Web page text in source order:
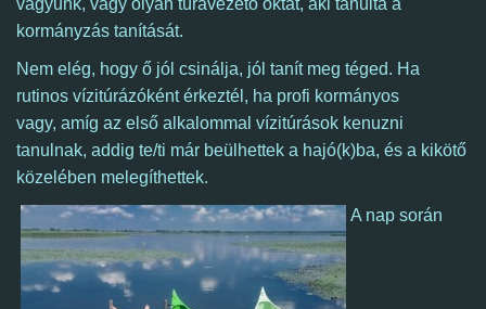
vagyunk, vagy olyan túravezető oktat, aki tanulta a
kormányzás tanítását.
Nem elég, hogy ő jól csinálja, jól tanít meg téged. Ha
rutinos vízitúrázóként érkeztél, ha profi kormányos
vagy, amíg az első alkalommal vízitúrások kenuzni
tanulnak, addig te/ti már beülhettek a hajó(k)ba, és a kikötő
közelében melegíthettek.
A nap során